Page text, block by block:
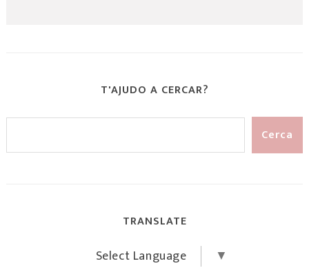
T'AJUDO A CERCAR?
TRANSLATE
Select Language ▼